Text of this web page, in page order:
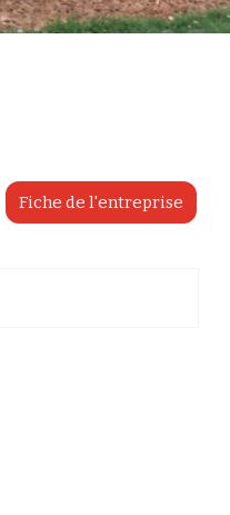
Fiche de l'entreprise